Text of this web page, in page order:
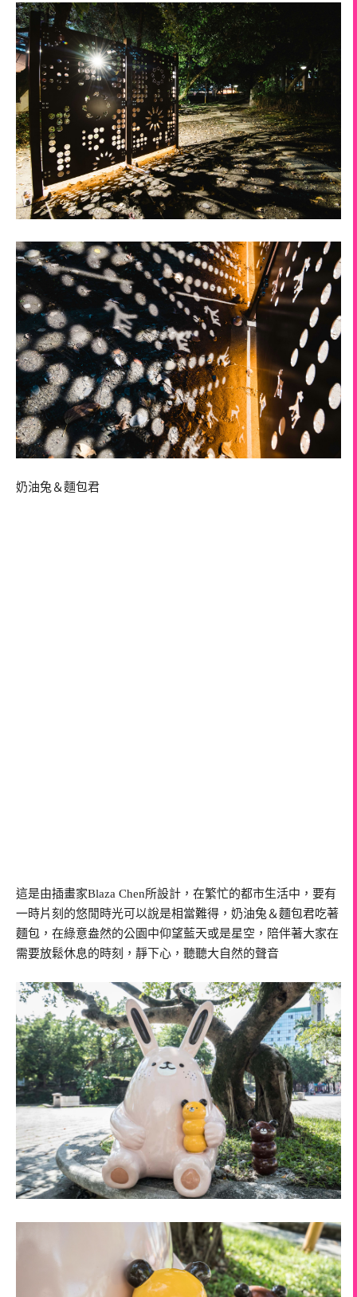
奶油兔＆麵包君
這是由插畫家Blaza Chen所設計，在繁忙的都市生活中，要有
一時片刻的悠閒時光可以說是相當難得，奶油兔＆麵包君吃著
麵包，在綠意盎然的公園中仰望藍天或是星空，陪伴著大家在
需要放鬆休息的時刻，靜下心，聽聽大自然的聲音